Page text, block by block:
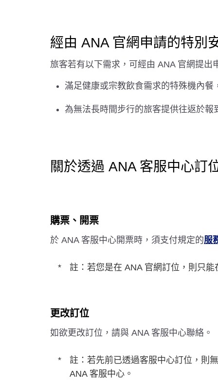
經由 ANA 官網申請的特別
旅客若有以下需求，可經由 ANA 官網提出
滿足健康或宗教飲食需求的特殊機內餐
為無法長時間步行的旅客提供往返於報
關於透過 ANA 客服中心訂
購票、開票
於 ANA 客服中心開票時，須支付規定的服
註：若您是在 ANA 官網訂位，則只
更改訂位
如欲更改訂位，請與 ANA 客服中心聯絡。
註：若先前已透過客服中心訂位，則
ANA 客服中心。